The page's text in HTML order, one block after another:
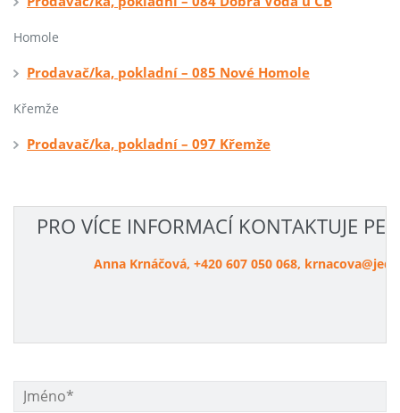
Homole
Prodavač/ka, pokladní – 085 Nové Homole
Křemže
Prodavač/ka, pokladní – 097 Křemže
PRO VÍCE INFORMACÍ KONTAKTUJE
Anna Krnáčová, +420 607 050 068,